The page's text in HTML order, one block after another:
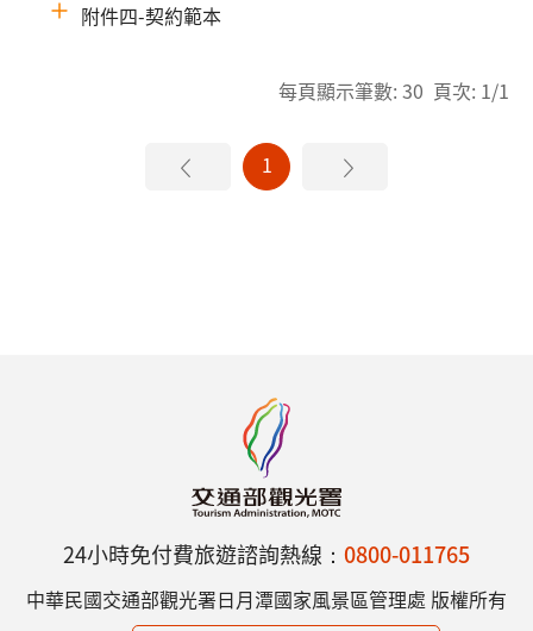
附件四-契約範本
每頁顯示筆數: 30 頁次: 1/1
1
24小時免付費旅遊諮詢熱線： 0800-011765
中華民國交通部觀光署日月潭國家風景區管理處 版權所有